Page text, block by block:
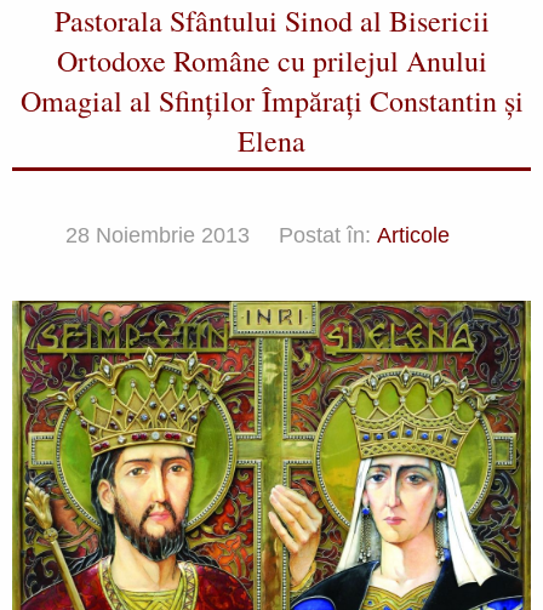
Pastorala Sfântului Sinod al Bisericii
Ortodoxe Române cu prilejul Anului
Omagial al Sfinților Împărați Constantin și
Elena
28 Noiembrie 2013 Postat în: Articole